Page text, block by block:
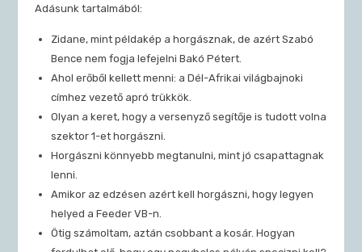
Adásunk tartalmából:
Zidane, mint példakép a horgásznak, de azért Szabó
Bence nem fogja lefejelni Bakó Pétert.
Ahol erőből kellett menni: a Dél-Afrikai világbajnoki
címhez vezető apró trükkök.
Olyan a keret, hogy a versenyző segítője is tudott volna
szektor 1-et horgászni.
Horgászni könnyebb megtanulni, mint jó csapattagnak
lenni.
Amikor az edzésen azért kell horgászni, hogy legyen
helyed a Feeder VB-n.
Ötig számoltam, aztán csobbant a kosár. Hogyan